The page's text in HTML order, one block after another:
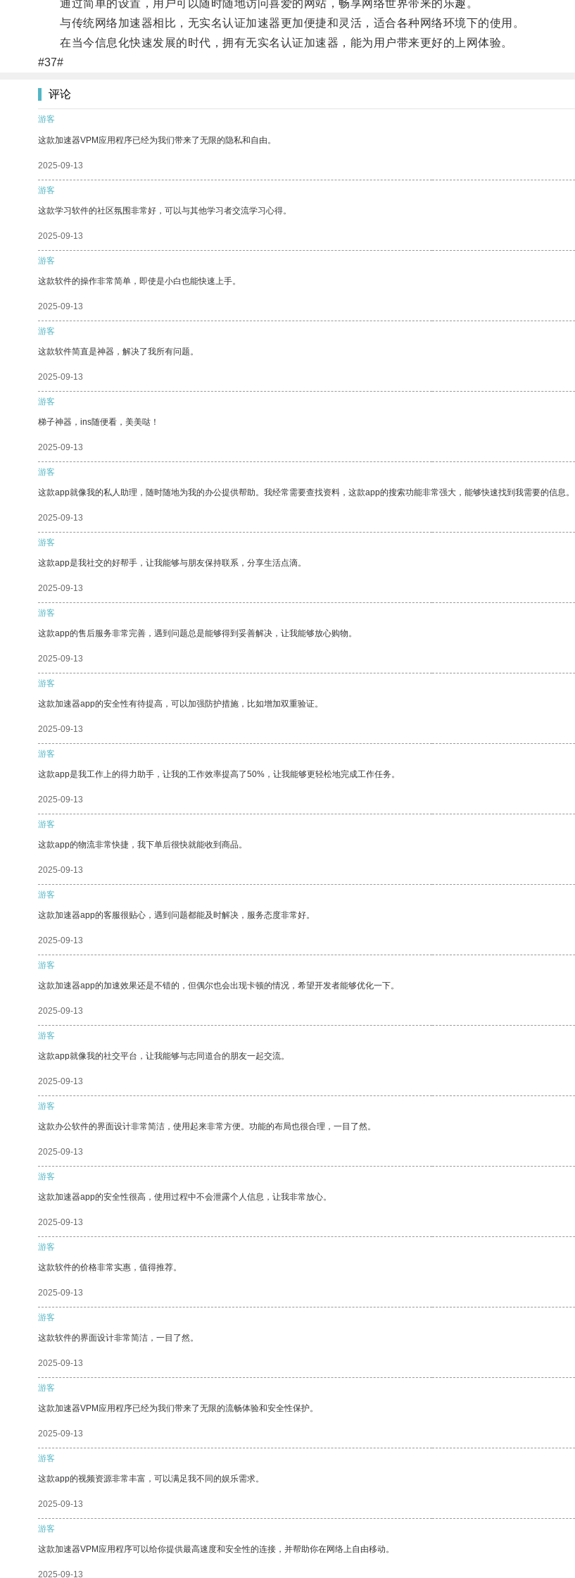
通过简单的设置，用户可以随时随地访问喜爱的网站，畅享网络世界带来的乐趣。
与传统网络加速器相比，无实名认证加速器更加便捷和灵活，适合各种网络环境下的使用。
在当今信息化快速发展的时代，拥有无实名认证加速器，能为用户带来更好的上网体验。
#37#
评论
游客
这款加速器VPM应用程序已经为我们带来了无限的隐私和自由。
2025-09-13
游客
这款学习软件的社区氛围非常好，可以与其他学习者交流学习心得。
2025-09-13
游客
这款软件的操作非常简单，即使是小白也能快速上手。
2025-09-13
游客
这款软件简直是神器，解决了我所有问题。
2025-09-13
游客
梯子神器，ins随便看，美美哒！
2025-09-13
游客
这款app就像我的私人助理，随时随地为我的办公提供帮助。我经常需要查找资料，这款app的搜索功能非常强大，能够快速找到我需要的信息。
2025-09-13
游客
这款app是我社交的好帮手，让我能够与朋友保持联系，分享生活点滴。
2025-09-13
游客
这款app的售后服务非常完善，遇到问题总是能够得到妥善解决，让我能够放心购物。
2025-09-13
游客
这款加速器app的安全性有待提高，可以加强防护措施，比如增加双重验证。
2025-09-13
游客
这款app是我工作上的得力助手，让我的工作效率提高了50%，让我能够更轻松地完成工作任务。
2025-09-13
游客
这款app的物流非常快捷，我下单后很快就能收到商品。
2025-09-13
游客
这款加速器app的客服很贴心，遇到问题都能及时解决，服务态度非常好。
2025-09-13
游客
这款加速器app的加速效果还是不错的，但偶尔也会出现卡顿的情况，希望开发者能够优化一下。
2025-09-13
游客
这款app就像我的社交平台，让我能够与志同道合的朋友一起交流。
2025-09-13
游客
这款办公软件的界面设计非常简洁，使用起来非常方便。功能的布局也很合理，一目了然。
2025-09-13
游客
这款加速器app的安全性很高，使用过程中不会泄露个人信息，让我非常放心。
2025-09-13
游客
这款软件的价格非常实惠，值得推荐。
2025-09-13
游客
这款软件的界面设计非常简洁，一目了然。
2025-09-13
游客
这款加速器VPM应用程序已经为我们带来了无限的流畅体验和安全性保护。
2025-09-13
游客
这款app的视频资源非常丰富，可以满足我不同的娱乐需求。
2025-09-13
游客
这款加速器VPM应用程序可以给你提供最高速度和安全性的连接，并帮助你在网络上自由移动。
2025-09-13